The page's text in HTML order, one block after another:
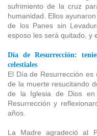
sufrimiento de la cruz
humanidad. Ellos
de los Panes sin
esposo les será quitado, y
Día de Resurrección:
celestiales
El Día de Resurrección
de la muerte resucitando
de la Iglesia de Dios
Resurrección y
años.
La Madre agradeció al